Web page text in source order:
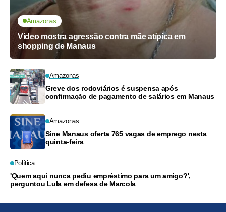
Amazonas
Vídeo mostra agressão contra mãe atípica em
shopping de Manaus
Amazonas
Greve dos rodoviários é suspensa após
confirmação de pagamento de salários em Manaus
Amazonas
Sine Manaus oferta 765 vagas de emprego nesta
quinta-feira
Política
'Quem aqui nunca pediu empréstimo para um amigo?',
perguntou Lula em defesa de Marcola